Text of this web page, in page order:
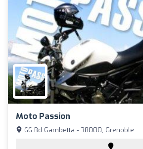
Moto Passion
66 Bd Gambetta - 38000, Grenoble